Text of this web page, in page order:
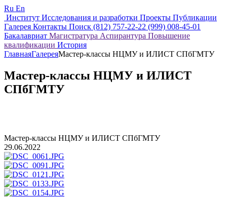
Ru En
Институт Исследования и разработки Проекты Публикации
Галерея Контакты Поиск (812) 757-22-22 (999) 008-45-01
Бакалавриат Магистратура Аспирантура Повышение
квалификации История
ГлавнаяГалереяМастер-классы НЦМУ и ИЛИСТ СПбГМТУ
Мастер-классы НЦМУ и ИЛИСТ
СПбГМТУ
Мастер-классы НЦМУ и ИЛИСТ СПбГМТУ
29.06.2022